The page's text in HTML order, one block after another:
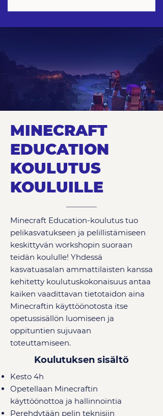
MINECRAFT
EDUCATION
KOULUTUS
KOULUILLE
Minecraft Education-koulutus tuo
pelikasvatukseen ja pelillistämiseen
keskittyvän workshopin suoraan
teidän koululle! Yhdessä
kasvatuasalan ammattilaisten kanssa
kehitetty koulutuskokonaisuus antaa
kaiken vaadittavan tietotaidon aina
Minecraftin käyttöönotosta itse
opetussisällön luomiseen ja
oppituntien sujuvaan
toteuttamiseen.
Koulutuksen sisältö
Kesto 4h
Opetellaan Minecraftin
käyttöönottoa ja hallinnointia
Perehdytään pelin teknisiin